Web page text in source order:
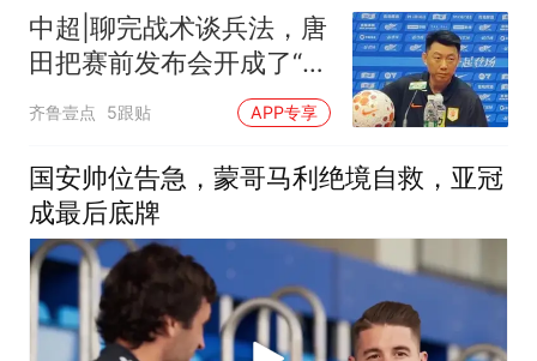
中超|聊完战术谈兵法，唐
田把赛前发布会开成了“军
师联盟”
齐鲁壹点 5跟贴 APP专享
国安帅位告急，蒙哥马利绝境自救，亚冠
成最后底牌